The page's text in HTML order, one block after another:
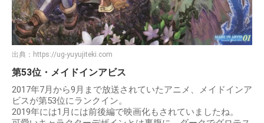
出典： https://ug-yuyujiteki.com
第53位・メイドインアビス
2017年7月から9月まで放送されていたアニメ、メイドインア
ビスが第53位にランクイン。
2019年には1月には前後編で映画化もされていましたね。